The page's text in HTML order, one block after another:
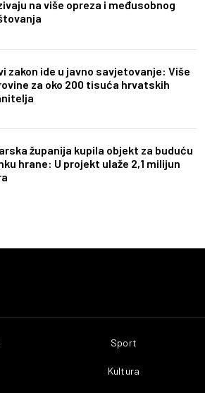
na više opreza i međusobnog
zakon ide u javno savjetovanje: Više
za oko 200 tisuća hrvatskih
županija kupila objekt za buduću
hrane: U projekt ulaže 2,1 milijun
Sport
Kultura